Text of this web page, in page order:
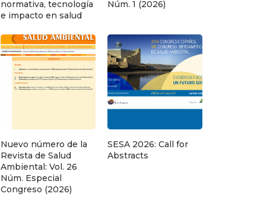
normativa, tecnología
e impacto en salud
Núm. 1 (2026)
Nuevo número de la
Revista de Salud
Ambiental: Vol. 26
Núm. Especial
Congreso (2026)
SESA 2026: Call for
Abstracts